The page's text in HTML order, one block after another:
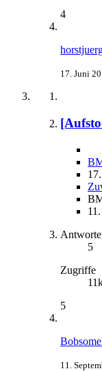
4
17. Juni
5
Zugriffe
5
11.